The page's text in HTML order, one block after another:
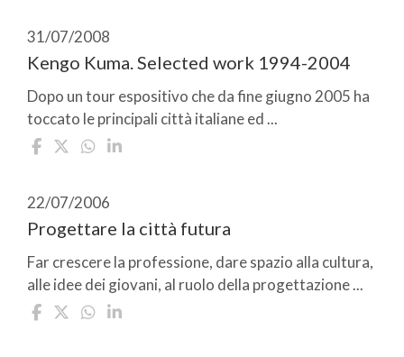
31/07/2008
Kengo Kuma. Selected work 1994-2004
Dopo un tour espositivo che da fine giugno 2005 ha
toccato le principali città italiane ed ...
22/07/2006
Progettare la città futura
Far crescere la professione, dare spazio alla cultura,
alle idee dei giovani, al ruolo della progettazione ...